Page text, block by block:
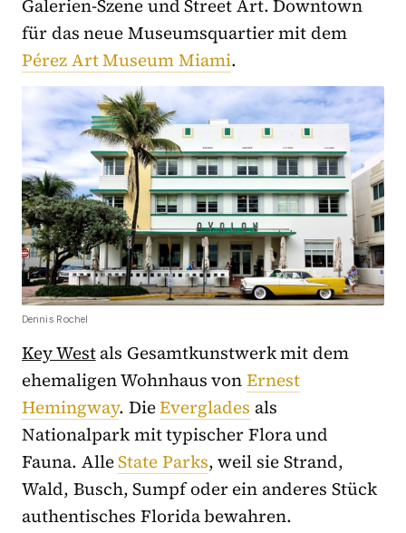
Galerien-Szene und Street Art. Downtown
für das neue Museumsquartier mit dem
Pérez Art Museum Miami.
Dennis Rochel
Key Westals Gesamtkunstwerk mit dem
ehemaligen Wohnhaus vonErnest
Hemingway. DieEverglades als
Nationalpark mit typischer Flora und
Fauna. AlleState Parks, weil sie Strand,
Wald, Busch, Sumpf oder ein anderes Stück
authentisches Florida bewahren.